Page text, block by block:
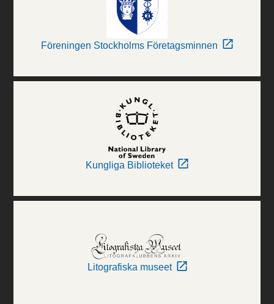
Föreningen Stockholms Företagsminnen
Kungliga Biblioteket
Litografiska museet